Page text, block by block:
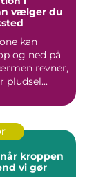
vælger du
kan
og ned på
revner,
pludsel...
vi gør